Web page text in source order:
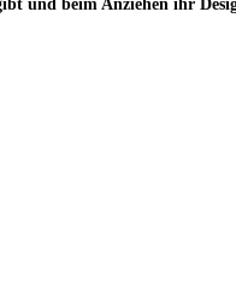
und beim Anziehen ihr